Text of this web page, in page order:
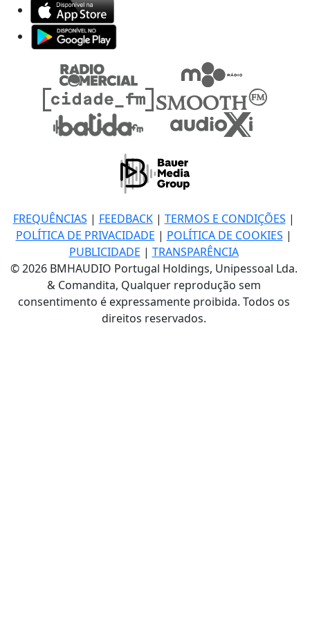
FREQUÊNCIAS | FEEDBACK| TERMOS E CONDIÇÕES |
POLÍTICA DE PRIVACIDADE | POLÍTICA DE COOKIES |
PUBLICIDADE | TRANSPARÊNCIA
© 2026 BMHAUDIO Portugal Holdings, Unipessoal Lda.
& Comandita, Qualquer reprodução sem
consentimento é expressamente proibida. Todos os
direitos reservados.